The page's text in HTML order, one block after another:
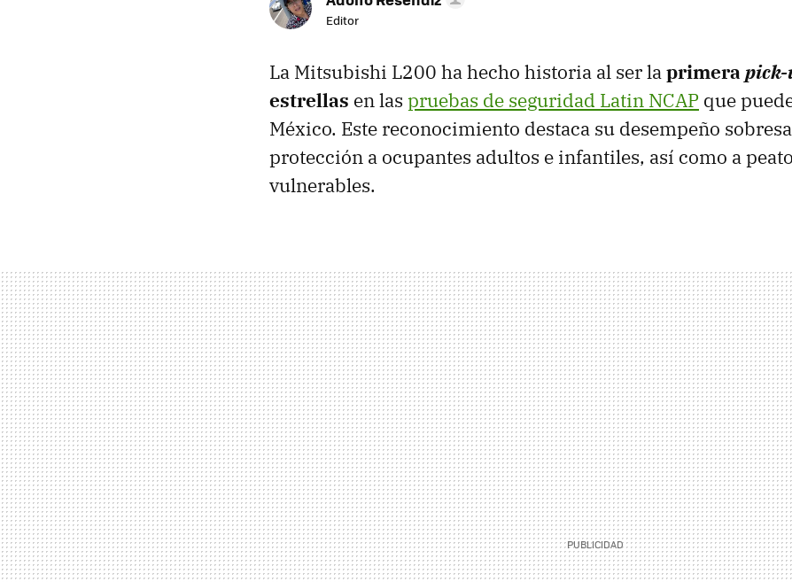
Editor
La Mitsubishi L200 ha hecho historia al ser laprimera
estrellas en las pruebas de seguridad Latin NCAP que
México. Este reconocimiento destaca su desempeño
protección a ocupantes adultos e infantiles, así como a
vulnerables.